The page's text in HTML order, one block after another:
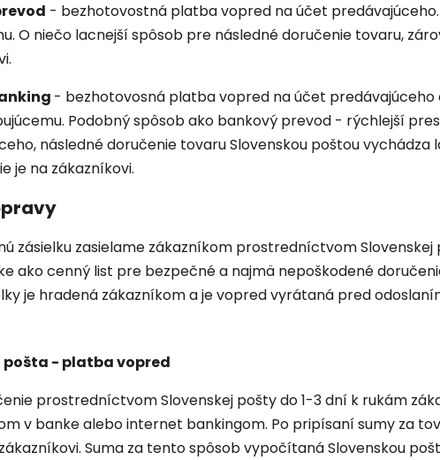
- bezhotovostná platba vopred na účet
O niečo lacnejší spôsob pre následné doručenie tovaru,
- bezhotovosná platba vopred na účet
Podobný spôsob ako bankový prevod - rýchlejší
následné doručenie tovaru Slovenskou poštou vychádza
je na zákazníkovi.
zásielku zasielame zákazníkom prostredníctvom Slovenskej
ako cenný list pre bezpečné a najmä nepoškodené
je hradená zákazníkom a je vopred vyrátaná pred
pošta - platba vopred
prostredníctvom Slovenskej pošty do 1-3 dní k rukám
v banke alebo internet bankingom. Po pripísaní sumy za
Suma za tento spôsob vypočítaná Slovenskou